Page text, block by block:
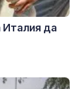
Италия да